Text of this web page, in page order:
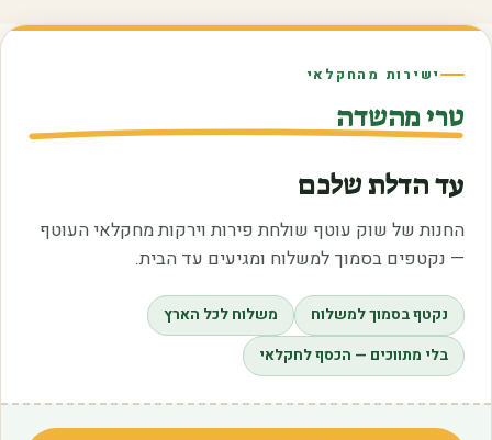
ישירות מהחקלאי
טרי מהשדה
עד הדלת שלכם
החנות של שוק עוטף שולחת פירות וירקות מחקלאי העוטף
— נקטפים בסמוך למשלוח ומגיעים עד הבית.
נקטף בסמוך למשלוח
משלוח לכל הארץ
בלי מתווכים — הכסף לחקלאי